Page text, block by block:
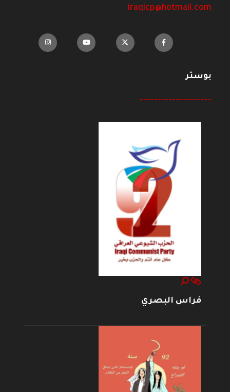
iraqicp@hotmail.com
بوستر
--------------------
فراس البصري